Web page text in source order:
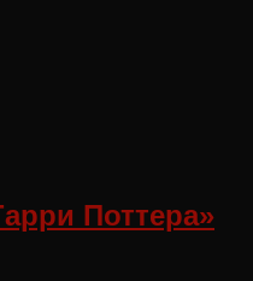
Поттера»